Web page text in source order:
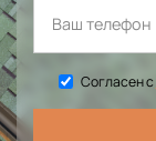
Согласен с